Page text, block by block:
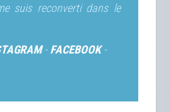
suis reconverti dans le
- FACEBOOK-